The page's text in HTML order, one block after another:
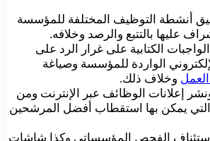
أنشطة التوظيف المختلفة للمؤسسة
عليها بالتتبع والرصد وخلافه.
الكتابية على غرار الرد على
الواردة للمؤسسة وصياغة
وخلاف ذلك.
إعلانات الوظائف عبر الإنترنت ومن
يمكن بها استقطاب أفضل المرشحين
الفحص المؤسساتي وكذا شاشات